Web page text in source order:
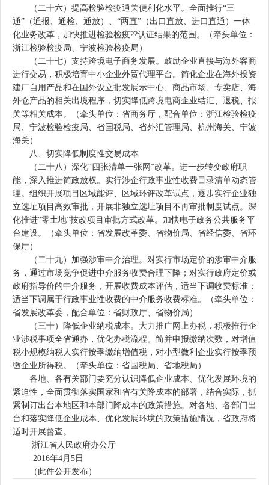
（二十六）提高检验检疫通关便利化水平。全面推行“三
通”（通报、通检、通放）、“两直”（出口直放、进口直通）一体
化业务改革，加快推进检验检疫??认证结果的范围。（牵头单位：
浙江检验检疫局、宁波检验检疫局）
（二十七）支持跨境电子商务发展。鼓励企业直接与海外客商
进行交易，积极培育中小企业外贸代理平台。简化企业在海外投资
建厂自用产品和在国外设立批发展示中心、商品市场、专卖店、海
外仓产品的相关出境程序，切实降低跨境电商企业结汇、退税、报
关等相关成本。（牵头单位：省商务厅，配合单位：浙江检验检疫
局、宁波检验检疫局、省国税局、省外汇管理局、杭州海关、宁波
海关）
八、切实降低制度性交易成本
（二十八）深化“四张清单一张网”改革。进一步转变政府职
能，深入推进简政放权。实行涉企行政事业性收费目录清单动态管
理。组织开展项目区域能评、区域环评改革试点，逐步实行企业独
立选址项目高效审批，开展非独立选址项目不再审批制度试点。深
化推进“零土地”技改项目审批方式改革。加快电子政务公共服务平
台建设。（牵头单位：省发展改革委、省物价局、省经信委、省环
保厅）
（二十九）加强涉审中介治理。对实行市场定价的涉审中介服
务，通过市场竞争促进中介服务收费合理下降；对实行政府定价或
政府指导价的中介服务，开展收费成本评估，适当下调收费标准；
适当下调属于行政事业性收费的中介服务收费标准。（牵头单位：
省发展改革委，配合单位：省财政厅、省物价局）
（三十）降低企业纳税成本。大力推广网上办税，积极推行企
业涉税事项全省通办，优化办税流程。简并申报缴纳次数，对增值
税小规模纳税人实行按季缴纳增值税，对小型微利企业实行按季预
缴企业所得税。（牵头单位：省国税局、省地税局）
各地、各有关部门要充分认识降低企业成本、优化发展环境的
紧迫性，全面贯彻落实国家和省有关降成本的部署，结合实际，抓
紧制订出台本地区和本部门降成本的政策措施。对各地、各部门出
台和落实降低企业成本、优化发展环境的政策措施情况，省政府将
适时开展督查。
浙江省人民政府办公厅
2016年4月5日
（此件公开发布）